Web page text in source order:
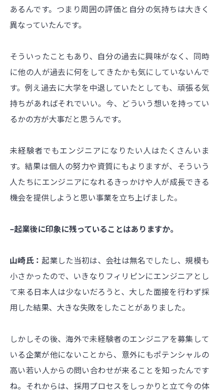
あるんです。つまり周囲の評価と自分の気持ちは大きく
異なっていたんです。
そういったこともあり、自分の過去に興味がなく、同時
に他の人が過去に何をしてきたかも気にしていないんで
す。例え過去に大学を中退していたとしても、頑張る気
持ちがあればそれでいい。今、どういう想いを持ってい
るかの方が大事だと思うんです。
未経験者でもエンジニアになりたい人はたくさんいま
す。結果は個人の努力や資質にもよりますが、そういう
人たちにエンジニアになれるきっかけや人が成長できる
機会を提供しようと思い事業を立ち上げました。
–起業後に印象に残っていることはありますか。
山崎氏：起業した当初は、会社は無名でしたし、規模も
小さかったので、いきなりフィリピンにエンジニアとし
て来る日本人は少ないだろうと、大した面接を行わず採
用した結果、大きな失敗をしたことがありました。
しかしその後、海外で未経験者のエンジニアを募集して
いる企業が他にないことから、意外にもポテンシャルの
高い若い人からの問い合わせが来ることを知ったんです
ね。それからは、採用プロセスをしっかりと立て今の体